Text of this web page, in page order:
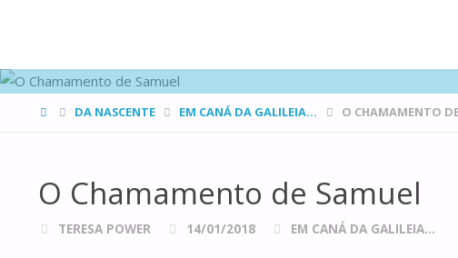
HOMEDA NASCENTE EM CANÁ DA GALILEIA... O CHAMAMENTO
O Chamamento de Samuel
TERESA POWER 14/01/2018 EM CANÁ DA GALILEIA...